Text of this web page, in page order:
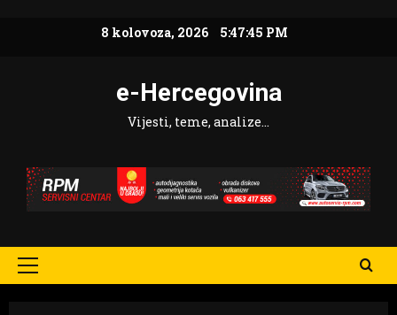
8 kolovoza, 2026 5:47:46 PM
e-Hercegovina
Vijesti, teme, analize…
Primary